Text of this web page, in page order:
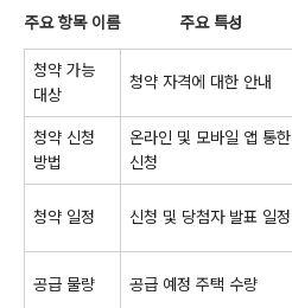
주요 항목 이름 주요 특성
청약 가능
대상
청약 자격에 대한 안내
청약 신청
방법
온라인 및 모바일 앱 통한
신청
청약 일정 신청 및 당첨자 발표 일정
공급 물량 공급 예정 주택 수량